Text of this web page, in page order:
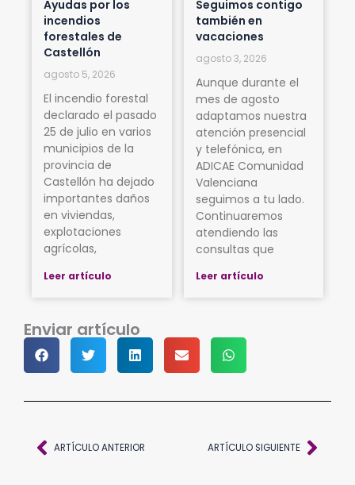
Ayudas por los
incendios
forestales de
Castellón
agosto 5, 2026
El incendio forestal
declarado el pasado
25 de julio en varios
municipios de la
provincia de
Castellón ha dejado
importantes daños
en viviendas,
explotaciones
agrícolas,
Leer artículo
Seguimos contigo
también en
vacaciones
agosto 3, 2026
Aunque durante el
mes de agosto
adaptamos nuestra
atención presencial
y telefónica, en
ADICAE Comunidad
Valenciana
seguimos a tu lado.
Continuaremos
atendiendo las
consultas que
Leer artículo
Enviar artículo
AntARTÍCULO ANTERIOR ARTÍCULO SIGUIENTE